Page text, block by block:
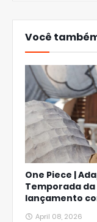
Você
One Piece |
Temporada
lançamento
April 08, 2026